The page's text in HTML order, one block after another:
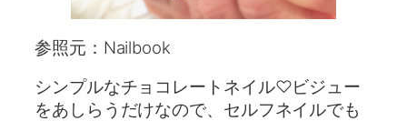
参照元：Nailbook
シンプルなチョコレートネイル♡ビジュー
をあしらうだけなので、セルフネイルでも